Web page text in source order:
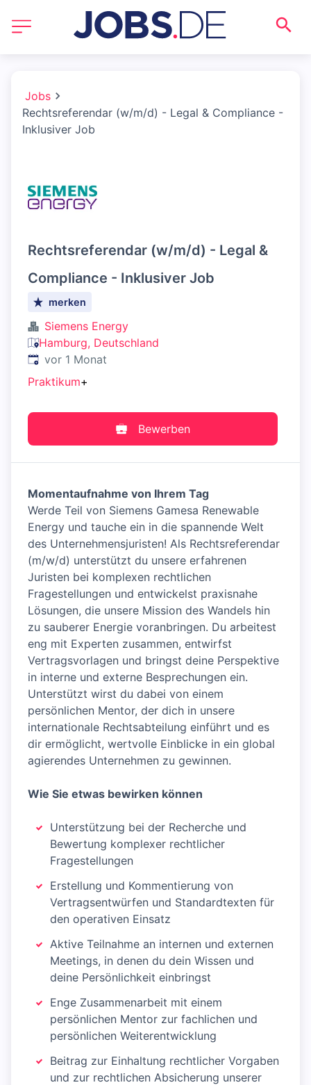
Jobs
Rechtsreferendar (w/m/d) - Legal & Compliance -
Inklusiver Job
Rechtsreferendar (w/m/d) - Legal &
Compliance - Inklusiver Job
merken
Siemens Energy
Hamburg, Deutschland
Veröffentlicht:
vor 1 Monat
Praktikum+
Bewerben
Momentaufnahme von Ihrem Tag
Werde Teil von Siemens Gamesa Renewable
Energy und tauche ein in die spannende Welt
des Unternehmensjuristen! Als Rechtsreferendar
(m/w/d) unterstützt du unsere erfahrenen
Juristen bei komplexen rechtlichen
Fragestellungen und entwickelst praxisnahe
Lösungen, die unsere Mission des Wandels hin
zu sauberer Energie voranbringen. Du arbeitest
eng mit Experten zusammen, entwirfst
Vertragsvorlagen und bringst deine Perspektive
in interne und externe Besprechungen ein.
Unterstützt wirst du dabei von einem
persönlichen Mentor, der dich in unsere
internationale Rechtsabteilung einführt und es
dir ermöglicht, wertvolle Einblicke in ein global
agierendes Unternehmen zu gewinnen.
Wie Sie etwas bewirken können
Unterstützung bei der Recherche und
Bewertung komplexer rechtlicher
Fragestellungen
Erstellung und Kommentierung von
Vertragsentwürfen und Standardtexten für
den operativen Einsatz
Aktive Teilnahme an internen und externen
Meetings, in denen du dein Wissen und
deine Persönlichkeit einbringst
Enge Zusammenarbeit mit einem
persönlichen Mentor zur fachlichen und
persönlichen Weiterentwicklung
Beitrag zur Einhaltung rechtlicher Vorgaben
und zur rechtlichen Absicherung unserer